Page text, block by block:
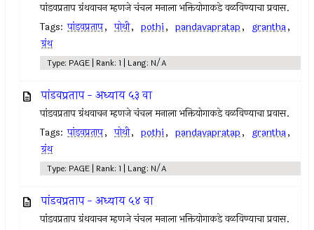
पांडवप्रताप ग्रंथवाचन म्हणजे चंचल मनाला भक्तियोगाकडे वळविण्याचा प्रवास.
Tags: पांडवप्रताप, पोथी, pothi, pandavapratap, grantha,
ग्रंथ
Type: PAGE | Rank: 1 | Lang: N/A
पांडवप्रताप - अध्याय ५३ वा
पांडवप्रताप ग्रंथवाचन म्हणजे चंचल मनाला भक्तियोगाकडे वळविण्याचा प्रवास.
Tags: पांडवप्रताप, पोथी, pothi, pandavapratap, grantha,
ग्रंथ
Type: PAGE | Rank: 1 | Lang: N/A
पांडवप्रताप - अध्याय ५४ वा
पांडवप्रताप ग्रंथवाचन म्हणजे चंचल मनाला भक्तियोगाकडे वळविण्याचा प्रवास.